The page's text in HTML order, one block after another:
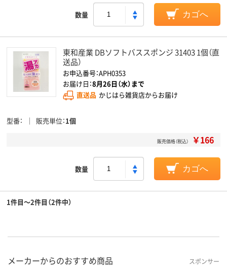
数量 カゴへ
東和産業 DBソフトバススポンジ 31403 1個（直
送品）
お申込番号：APH0353
お届け日：8月26日（水）まで
直送品 かじはら雑貨店からお届け
型番 販売単位 1個
販売価格（税込） ￥166
数量 カゴへ
1件目～2件目（2件中）
メーカーからのおすすめ商品 スポンサー